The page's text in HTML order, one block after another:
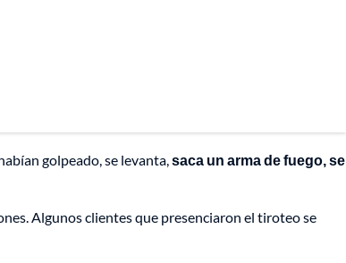
golpeado, se levanta,saca un arma de fuego, se
Algunos clientes que presenciaron el tiroteo se